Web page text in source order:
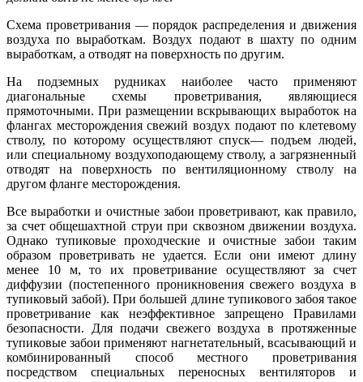
Схема проветривания — порядок распределения и движения
воздуха по выработкам. Воздух подают в шахту по одним
выработкам, а отводят на поверхность по другим.
На подземных рудниках наиболее часто применяют
диагональные схемы проветривания, являющиеся
прямоточными. При размещении вскрывающих выработок на
флангах месторождения свежий воздух подают по клетевому
стволу, по которому осуществляют спуск— подъем людей,
или специальному воздухоподающему стволу, а загрязненный
отводят на поверхность по вентиляционному стволу на
другом фланге месторождения.
Все выработки и очистные забои проветривают, как правило,
за счет общешахтной струи при сквозном движении воздуха.
Однако тупиковые проходческие и очистные забои таким
образом проветривать не удается. Если они имеют длину
менее 10 м, то их проветривание осуществляют за счет
диффузии (постепенного проникновения свежего воздуха в
тупиковый забой). При большей длине тупикового забоя такое
проветривание как неэффективное запрещено Правилами
безопасности. Для подачи свежего воздуха в протяженные
тупиковые забои применяют нагнетательный, всасывающий и
комбинированный способ местного проветривания
посредством специальных переносных вентиляторов и